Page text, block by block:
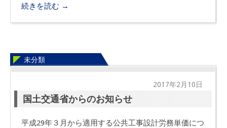
続きを読む →
未分類
2017年2月10日
国土交通省からのお知らせ
平成29年３月から適用する公共工事設計労務単価につ